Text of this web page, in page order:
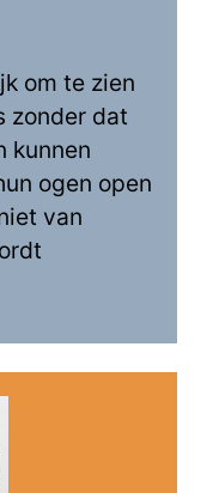
om te zien
zonder dat
kunnen
ogen open
van